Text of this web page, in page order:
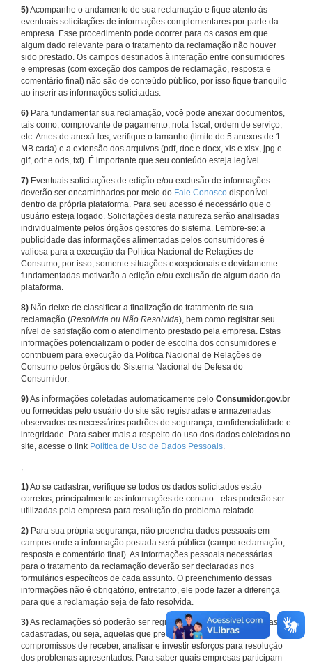
5)Acompanhe o andamento de sua reclamação e fique atento às
eventuais solicitações de informações complementares por parte da
empresa. Esse procedimento pode ocorrer para os casos em que
algum dado relevante para o tratamento da reclamação não houver
sido prestado. Os campos destinados à interação entre consumidores
e empresas (com exceção dos campos de reclamação, resposta e
comentário final) não são de conteúdo público, por isso fique tranquilo
ao inserir as informações solicitadas.
6) Para fundamentar sua reclamação, você pode anexar documentos,
tais como, comprovante de pagamento, nota fiscal, ordem de serviço,
etc. Antes de anexá-los, verifique o tamanho (limite de 5 anexos de 1
MB cada) e a extensão dos arquivos (pdf, doc e docx, xls e xlsx, jpg e
gif, odt e ods, txt). É importante que seu conteúdo esteja legível.
7) Eventuais solicitações de edição e/ou exclusão de informações
deverão ser encaminhados por meio do Fale Conosco disponível
dentro da própria plataforma. Para seu acesso é necessário que o
usuário esteja logado. Solicitações desta natureza serão analisadas
individualmente pelos órgãos gestores do sistema. Lembre-se: a
publicidade das informações alimentadas pelos consumidores é
valiosa para a execução da Política Nacional de Relações de
Consumo, por isso, somente situações excepcionais e devidamente
fundamentadas motivarão a edição e/ou exclusão de algum dado da
plataforma.
8) Não deixe de classificar a finalização do tratamento de sua
reclamação (Resolvida ou Não Resolvida), bem como registrar seu
nível de satisfação com o atendimento prestado pela empresa. Estas
informações potencializam o poder de escolha dos consumidores e
contribuem para execução da Política Nacional de Relações de
Consumo pelos órgãos do Sistema Nacional de Defesa do
Consumidor.
9)As informações coletadas automaticamente pelo Consumidor.gov.br
ou fornecidas pelo usuário do site são registradas e armazenadas
observados os necessários padrões de segurança, confidencialidade e
integridade. Para saber mais a respeito do uso dos dados coletados no
site, acesse o link Política de Uso de Dados Pessoais.
,
1)Ao se cadastrar, verifique se todos os dados solicitados estão
corretos, principalmente as informações de contato - elas poderão ser
utilizadas pela empresa para resolução do problema relatado.
2) Para sua própria segurança, não preencha dados pessoais em
campos onde a informação postada será pública (campo reclamação,
resposta e comentário final). As informações pessoais necessárias
para o tratamento da reclamação deverão ser declaradas nos
formulários específicos de cada assunto. O preenchimento dessas
informações não é obrigatório, entretanto, ele pode fazer a diferença
para que a reclamação seja de fato resolvida.
3)As reclamações só poderão ser registradas em face de empresas
cadastradas, ou seja, aquelas que previamente assumiram
compromissos de receber, analisar e investir esforços para resolução
dos problemas apresentados. Para saber quais empresas participam